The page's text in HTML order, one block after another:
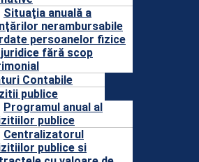
Situaţia anuală a
nerambursabile
persoanelor fizice
fără scop
Contabile
publice
Programul anual al
publice
Centralizatorul
publice si